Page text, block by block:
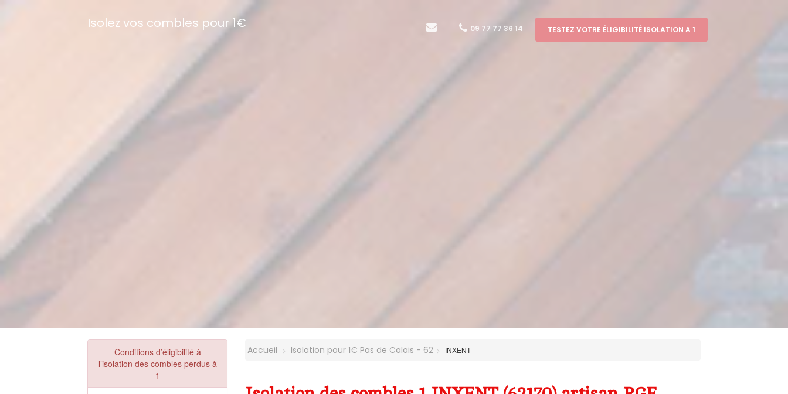
Isolez vos combles pour 1€ 09 77 77 36 14 TESTEZ VOTRE ÉLIGIBILITÉ ISOLATION A 1
Conditions d’éligibilité à
l’isolation des combles perdus à
1
Accueil Isolation pour 1€ Pas de Calais - 62 INXENT